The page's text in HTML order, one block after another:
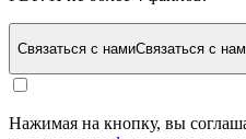
Связаться с намиСвязаться с
Нажимая на кнопку, вы